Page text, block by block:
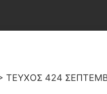
ΤΕΥΧΟΣ 424